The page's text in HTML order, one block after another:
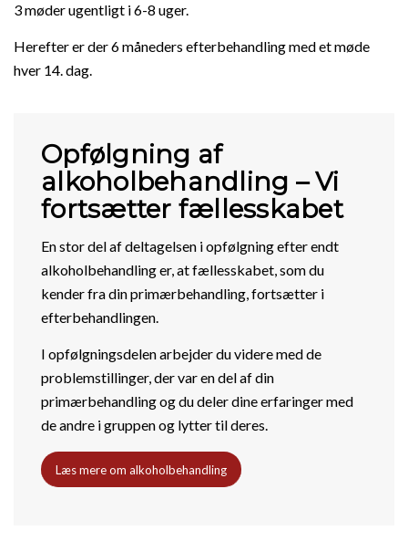
3 møder ugentligt i 6-8 uger.
Herefter er der 6 måneders efterbehandling med et møde
hver 14. dag.
Opfølgning af
alkoholbehandling – Vi
fortsætter fællesskabet
En stor del af deltagelsen i opfølgning efter endt
alkoholbehandling er, at fællesskabet, som du
kender fra din primærbehandling, fortsætter i
efterbehandlingen.
I opfølgningsdelen arbejder du videre med de
problemstillinger, der var en del af din
primærbehandling og du deler dine erfaringer med
de andre i gruppen og lytter til deres.
Læs mere om alkoholbehandling